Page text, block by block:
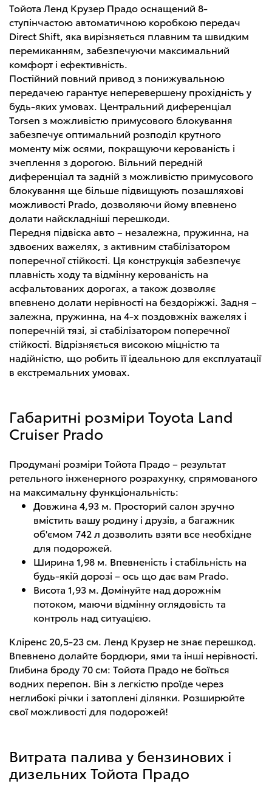
Тойота Ленд Крузер Прадо оснащений 8-
ступінчастою автоматичною коробкою передач
Direct Shift, яка вирізняється плавним та швидким
перемиканням, забезпечуючи максимальний
комфорт і ефективність.
Постійний повний привод з понижувальною
передачею гарантує неперевершену прохідність у
будь-яких умовах. Центральний диференціал
Torsen з можливістю примусового блокування
забезпечує оптимальний розподіл крутного
моменту між осями, покращуючи керованість і
зчеплення з дорогою. Вільний передній
диференціал та задній з можливістю примусового
блокування ще більше підвищують позашляхові
можливості Prado, дозволяючи йому впевнено
долати найскладніші перешкоди.
Передня підвіска авто – незалежна, пружинна, на
здвоєних важелях, з активним стабілізатором
поперечної стійкості. Ця конструкція забезпечує
плавність ходу та відмінну керованість на
асфальтованих дорогах, а також дозволяє
впевнено долати нерівності на бездоріжжі. Задня –
залежна, пружинна, на 4-х поздовжніх важелях і
поперечній тязі, зі стабілізатором поперечної
стійкості. Відрізняється високою міцністю та
надійністю, що робить її ідеальною для експлуатації
в екстремальних умовах.
Габаритні розміри Toyota Land
Cruiser Prado
Продумані розміри Тойота Прадо – результат
ретельного інженерного розрахунку, спрямованого
на максимальну функціональність:
Довжина 4,93 м. Просторий салон зручно
вмістить вашу родину і друзів, а багажник
об'ємом 742 л дозволить взяти все необхідне
для подорожей.
Ширина 1,98 м. Впевненість і стабільність на
будь-якій дорозі – ось що дає вам Prado.
Висота 1,93 м. Домінуйте над дорожнім
потоком, маючи відмінну оглядовість та
контроль над ситуацією.
Кліренс 20,5-23 см. Ленд Крузер не знає перешкод.
Впевнено долайте бордюри, ями та інші нерівності.
Глибина броду 70 см: Тойота Прадо не боїться
водних перепон. Він з легкістю проїде через
неглибокі річки і затоплені ділянки. Розширюйте
свої можливості для подорожей!
Витрата палива у бензинових і
дизельних Тойота Прадо